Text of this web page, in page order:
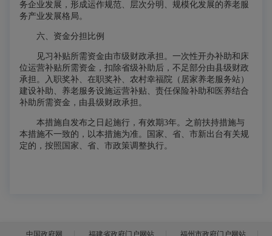
务企业发展，形成运作规范、层次分明、规模化发展的养老服
务产业发展格局。
六、资金分担比例
见习补贴所需资金由市级财政承担。一次性开办补助和床
位运营补贴所需资金，扣除省级补助后，不足部分由县级财政
承担。入职奖补、在职奖补、农村幸福院（居家养老服务站）
建设补助、养老服务设施运营补贴、责任保险补助和医养结合
补助所需资金，由县级财政承担。
本措施自发布之日起施行，有效期3年。之前扶持措施与
本措施不一致的，以本措施为准。国家、省、市新出台有关规
定的，按照国家、省、市政策调整执行。
中国政府网 福建省政府门户网站 福州市政府门户网站